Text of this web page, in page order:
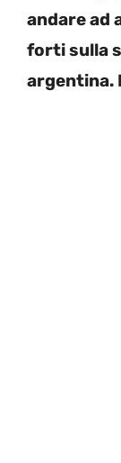
andare ad
forti sulla
argentina.